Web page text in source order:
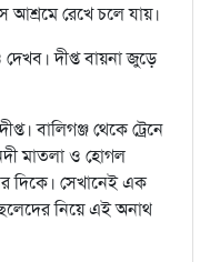
আশ্রমে রেখে চলে যায়।
দীপ্ত বায়না জুড়ে
বালিগঞ্জ থেকে ট্রেনে
মাতলা ও হোগল
দিকে। সেখানেই এক
নিয়ে এই অনাথ